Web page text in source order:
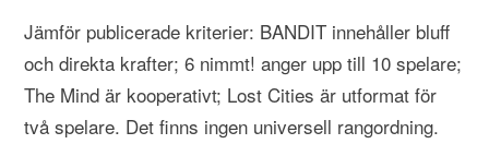
Jämför publicerade kriterier: BANDIT innehåller bluff
och direkta krafter; 6 nimmt! anger upp till 10 spelare;
The Mind är kooperativt; Lost Cities är utformat för
två spelare. Det finns ingen universell rangordning.